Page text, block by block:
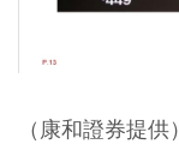
（康和證券提供）